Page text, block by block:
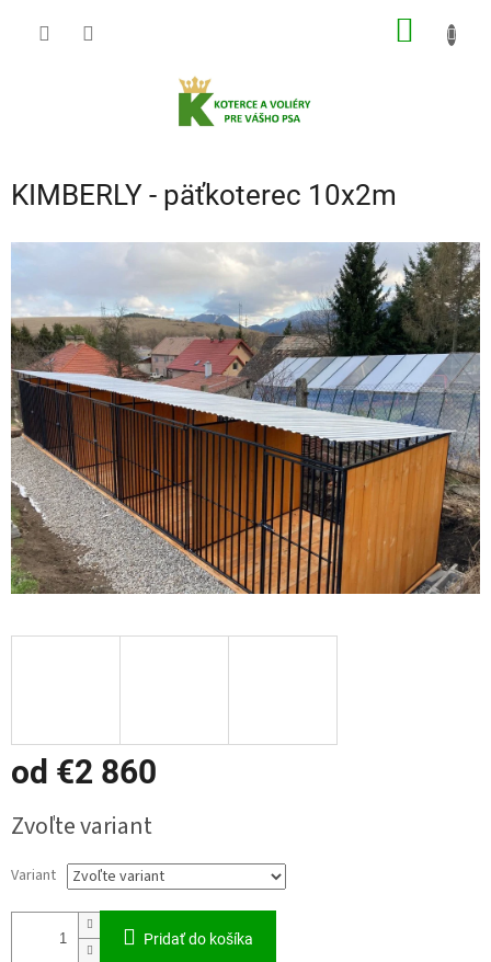
KIMBERLY - päťkoterec 10x2m
od €2 860
cena:
Zvoľte variant
Variant
Pridať do košíka